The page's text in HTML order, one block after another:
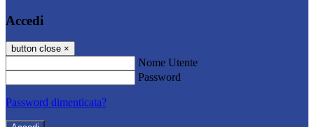
Accedi
button close ×
Nome Utente
Password
Password dimenticata?